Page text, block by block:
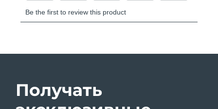
Получать